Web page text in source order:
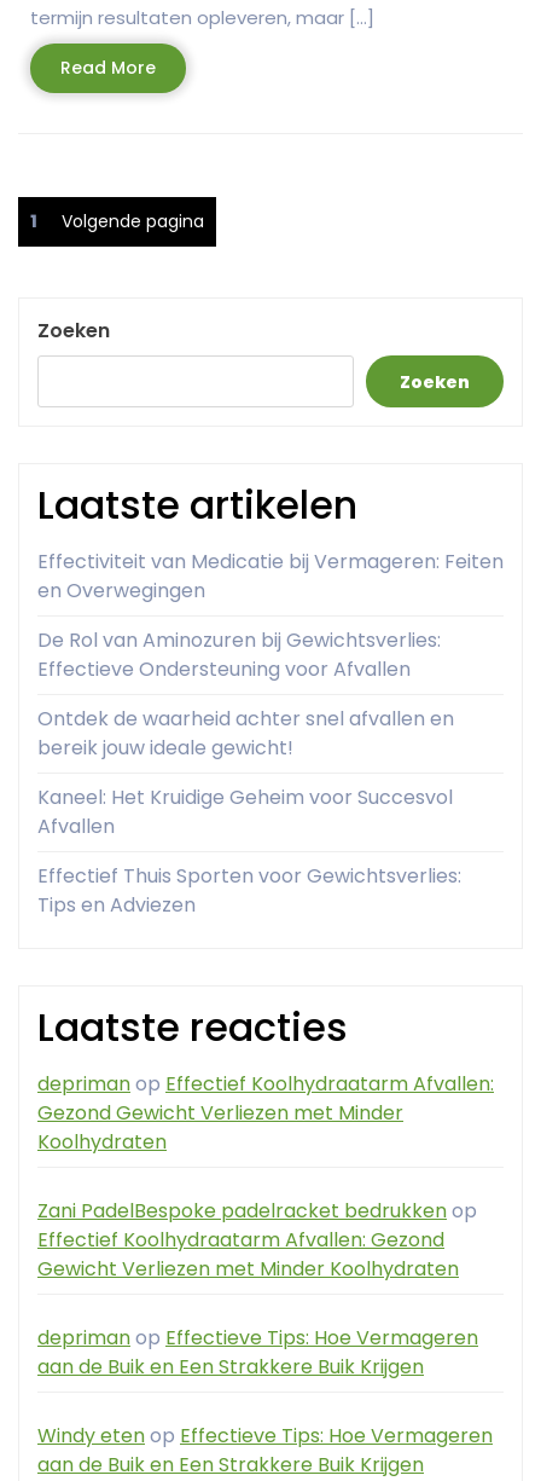
termijn resultaten opleveren, maar […]
Read MoreRead
More
Berichtnavigatie
Pagina
1 Volgende pagina
Zoeken
Zoeken
Laatste artikelen
Effectiviteit van Medicatie bij Vermageren: Feiten
en Overwegingen
De Rol van Aminozuren bij Gewichtsverlies:
Effectieve Ondersteuning voor Afvallen
Ontdek de waarheid achter snel afvallen en
bereik jouw ideale gewicht!
Kaneel: Het Kruidige Geheim voor Succesvol
Afvallen
Effectief Thuis Sporten voor Gewichtsverlies:
Tips en Adviezen
Laatste reacties
deprimanop Effectief Koolhydraatarm Afvallen:
Gezond Gewicht Verliezen met Minder
Koolhydraten
Zani PadelBespoke padelracket bedrukkenop
Effectief Koolhydraatarm Afvallen: Gezond
Gewicht Verliezen met Minder Koolhydraten
deprimanop Effectieve Tips: Hoe Vermageren
aan de Buik en Een Strakkere Buik Krijgen
Windy etenop Effectieve Tips: Hoe Vermageren
aan de Buik en Een Strakkere Buik Krijgen